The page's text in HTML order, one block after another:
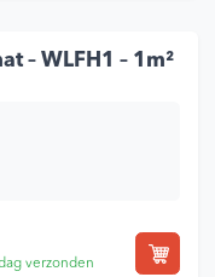
– WLFH1 – 1m²
verzonden